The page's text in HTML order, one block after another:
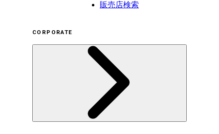
販売店検索
CORPORATE